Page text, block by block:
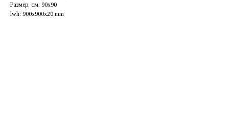
Размер, см: 90х90
lwh: 900x900x20 mm